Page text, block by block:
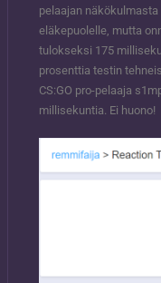
pelaajan
eläkepuolelle, mutta
tulokseksi 175
prosenttia testin
CS:GO pro-pelaaja
millisekuntia. Ei huono!